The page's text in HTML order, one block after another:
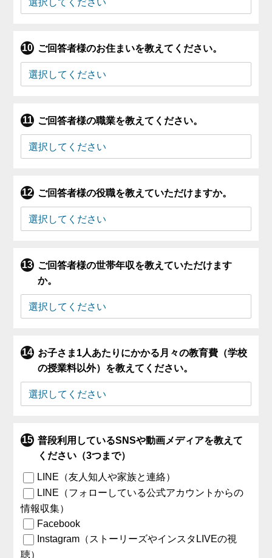
ご回答者様のお住まいを教えてください。
ご回答者様の職業を教えてください。
ご回答者様の役職を教えていただけますか。
ご回答者様の世帯年収を教えていただけます
か。
お子さま1人あたりにかかる月々の教育費（学校
の授業料以外）を教えてください。
普段利用しているSNSや動画メディアを教えて
ください（3つまで）
LINE（友人知人や家族と連絡）
LINE（フォローしている公式アカウントからの
情報収集）
Facebook
Instagram（ストーリーズやインスタLIVEの視
聴）